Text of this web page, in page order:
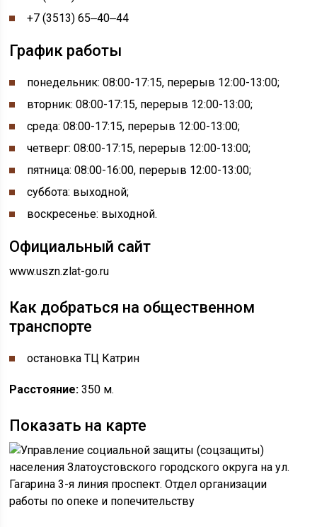
+7 (3513) 65‒40‒44
График работы
понедельник:08:00-17:15, перерыв 12:00-13:00;
вторник: 08:00-17:15, перерыв 12:00-13:00;
среда: 08:00-17:15, перерыв 12:00-13:00;
четверг: 08:00-17:15, перерыв 12:00-13:00;
пятница: 08:00-16:00, перерыв 12:00-13:00;
суббота: выходной;
воскресенье: выходной.
Официальный сайт
www.uszn.zlat-go.ru
Как добраться на общественном
транспорте
остановка ​​ТЦ Катрин
Расстояние: 350 м.
Показать на карте